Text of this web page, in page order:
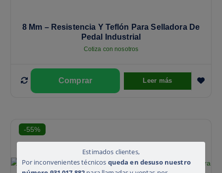
8 Mm – Resistencia Y Teflón Para Selladora De
Pedal Industrial
Cotiza con nosotros
Leer más
-55%
Estimados clientes,
Por inconvenientes técnicos queda en desuso nuestro